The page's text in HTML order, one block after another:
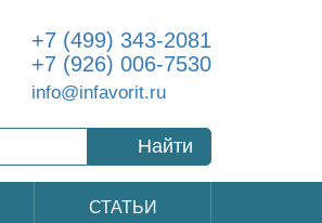
+7 (499) 343-2081
+7 (926) 006-7530
info@infavorit.ru
Найти
СТАТЬИ